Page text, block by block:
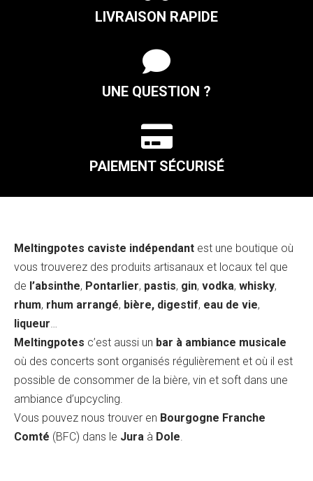
LIVRAISON RAPIDE

UNE QUESTION ?

PAIEMENT SÉCURISÉ
Meltingpotes caviste indépendant est une boutique où
vous trouverez des produits artisanaux et locaux tel que
de l’absinthe, Pontarlier, pastis, gin, vodka, whisky,
rhum, rhum arrangé, bière, digestif, eau de vie,
liqueur
Meltingpotes c’est aussi un bar à ambiance musicale
où des concerts sont organisés régulièrement et où il est
possible de consommer de la bière, vin et soft dans une
ambiance d’upcycling.
Vous pouvez nous trouver en Bourgogne Franche
Comté (BFC) dans le Jura à Dole